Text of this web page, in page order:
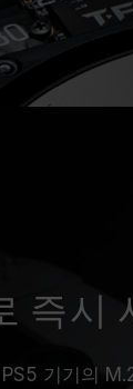
즉시
기기의